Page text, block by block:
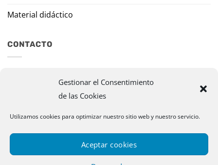
Gestionar el Consentimiento
de las Cookies
Utilizamos cookies para optimizar nuestro sitio web y nuestro servicio.
Aceptar cookies
Material didáctico
CONTACTO
murazpi@murazpi.com
948 234 436 – 623 195 518